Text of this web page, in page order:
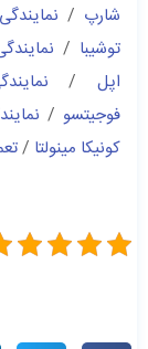
شارپ /
توشیبا /
اپل /
فوجیتسو /
کونیکا مینولتا /